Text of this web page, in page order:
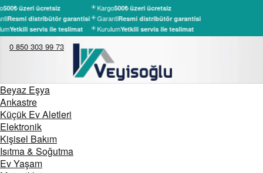
500₺ üzeri ücretsiz
Resmi distribütör garantisi
Yetkili servis ile teslimat
Kargo500₺ üzeri ücretsiz
GarantiResmi distribütör garantisi
KurulumYetkili servis ile teslimat
0 850 303 99 73
Beyaz Eşya
Ankastre
Küçük Ev Aletleri
Elektronik
Kişisel Bakım
Isıtma & Soğutma
Ev Yaşam